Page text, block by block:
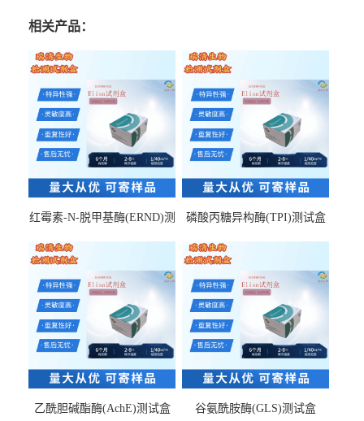
相关产品：
红霉素-N-脱甲基酶(ERND)测
磷酸丙糖异构酶(TPI)测试盒
乙酰胆碱酯酶(AchE)测试盒 谷氨酰胺酶(GLS)测试盒